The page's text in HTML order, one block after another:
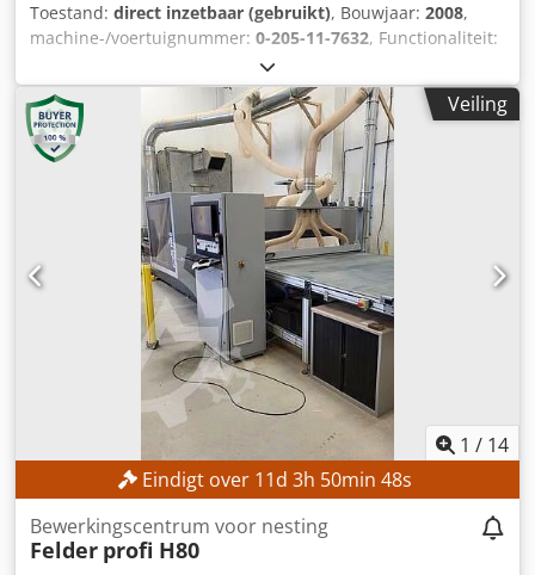
Toestand: direct inzetbaar (gebruikt), Bouwjaar: 2008,
machine-/voertuignummer: 0-205-11-7632, Functionaliteit:
, werkbreedte:
freesaspindelsnelheid (max.):30.000 rpm, werkhoogte:535
mm, werkende lengte:5.800 mm, TECHNISCHE GEGEVENS
Werkbereik X-as: 5.800 mm Werkbereik Y-as: 1.600 mm
Werkbereik Z-as: 535 mm Aantal freesspindels: 2 stuks
Freespindel 1 Aantal bestuurbare assen: 4 stuks Max.
spindeltoerental: 30.000 tpm C-as: Ja Freespindel 2 Aantal
bestuurbare assen: 4 stuks Max. spindeltoerental: 30.000
tpm C-as: Ja Tafeltype: Balkentafel Tafellengte: 2.500 mm
Tafelbreedte: 1.500 mm Gereedschapspan systeem: HSK-
F63 Aantal posities voor gereedschapswisselaar: 36 stuks
Materiaalspanklem systeem: Pneumatisch
MACHINEGEGEVENS Software: WoodWOP Afmetingen en
gewicht Opstelafmetingen (L x B x H): 12.200 x 9.000 x
3.500 mm Totale lengte: 26.000 mm Leeggewicht: 9.000 kg
Transporteenheden: 8 stuks Vacuümsysteem Aantal
vacuümpompen: 2 stuks Vacuümpompen: Elmo Rietschle
2BL2141 Aansluitdiameter: 50 mm Spanning: 400 V
Stroomverbruik: 91 A Dcedpfx Aozrmnpsh Rsk UITRUSTING
In- en uitvoersysteem Laadsysteem Lossingsysteem
Etiketteermachine Handbediening Afvalband
Veiling
1 / 14
Eindigt over 11d 3h 50min 45s
Bewerkingscentrum voor nesting
Felder profi H80